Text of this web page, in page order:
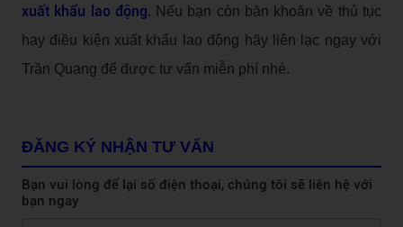
xuất khẩu lao động. Nếu bạn còn băn khoăn về thủ tục
hay điều kiện xuất khẩu lao động hãy liên lạc ngay với
Trần Quang để được tư vấn miễn phí nhé.
ĐĂNG KÝ NHẬN TƯ VẤN
Bạn vui lòng để lại số điện thoại, chúng tôi sẽ liên hệ với
bạn ngay